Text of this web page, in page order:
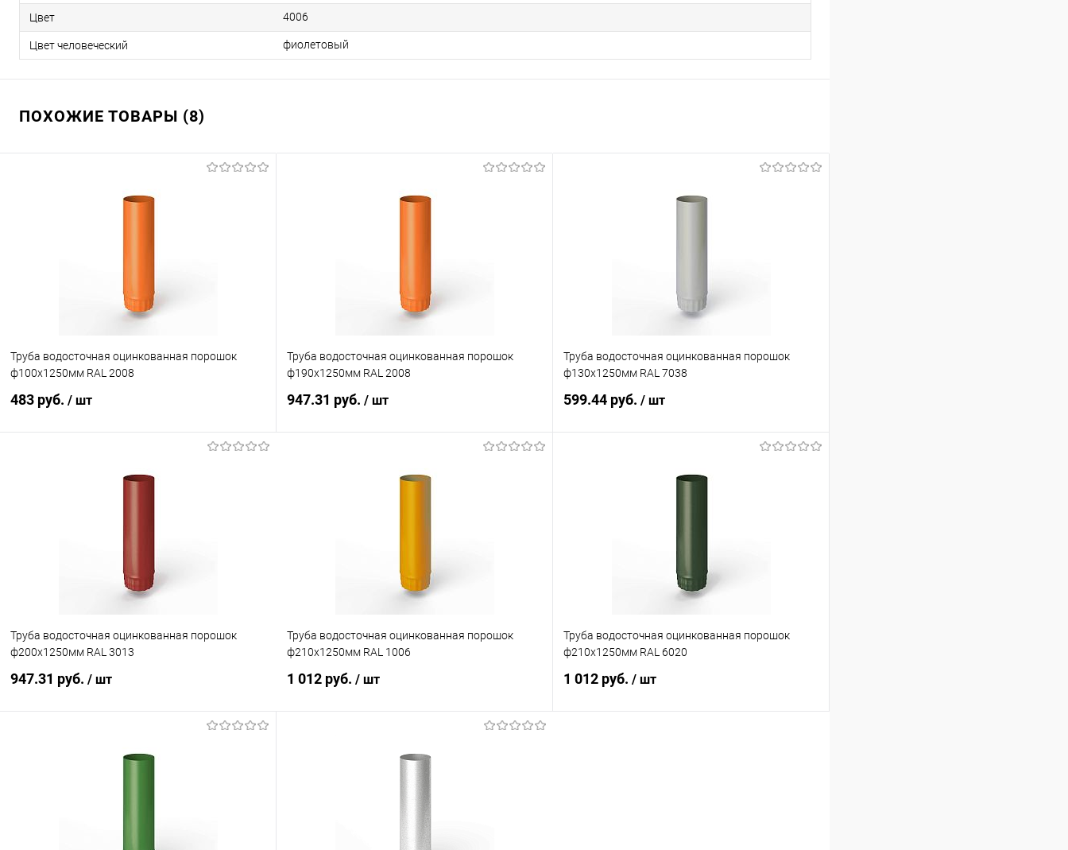
Цвет 4006
Цвет человеческий фиолетовый
ПОХОЖИЕ ТОВАРЫ (8)
Труба водосточная оцинкованная порошок
ф100х1250мм RAL 2008
483 руб. / шт
Труба водосточная оцинкованная порошок
ф190х1250мм RAL 2008
947.31 руб. / шт
Труба водосточная оцинкованная порошок
ф130х1250мм RAL 7038
599.44 руб. / шт
Труба водосточная оцинкованная порошок
ф200х1250мм RAL 3013
947.31 руб. / шт
Труба водосточная оцинкованная порошок
ф210х1250мм RAL 1006
1 012 руб. / шт
Труба водосточная оцинкованная порошок
ф210х1250мм RAL 6020
1 012 руб. / шт